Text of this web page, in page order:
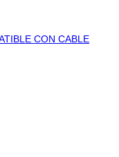
CON CABLE